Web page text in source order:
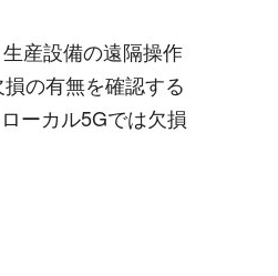
産設備の遠隔操作
の有無を確認する
ーカル5Gでは欠損